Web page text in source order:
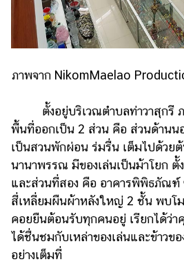
ภาพจาก NikomMaelao
ตั้งอยู่บริเวณตำบลท่าวาสุกรี
พื้นที่ออกเป็น 2 ส่วน คือ ส่วนด้าน
เป็นสวนพักผ่อน ร่มรื่น เต็มไปด้วย
นานาพรรณ มีของเล่นเป็นม้าโยก ตั้
และส่วนที่สอง คือ อาคารพิพิธภัณฑ์
สี่เหลี่ยมผืนผ้าหลังใหญ่ 2 ชั้น พบโ
คอยยืนต้อนรับทุกคนอยู่ เรียกได้ว่า
ได้ชื่นชมกับเหล่าของเล่นและข้าวข
อย่างเต็มที่